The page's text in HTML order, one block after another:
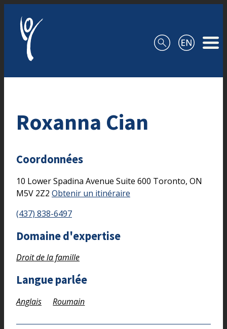
Roxanna Cian
Coordonnées
10 Lower Spadina Avenue Suite 600 Toronto, ON
M5V 2Z2 Obtenir un itinéraire
(437) 838-6497
Domaine d'expertise
Droit de la famille
Langue parlée
Anglais Roumain